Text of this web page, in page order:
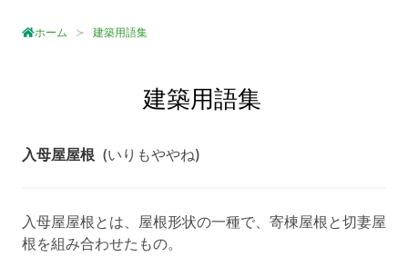
ホーム 建築用語集
建築用語集
入母屋屋根 (いりもややね)
入母屋屋根とは、屋根形状の一種で、寄棟屋根と切妻屋
根を組み合わせたもの。